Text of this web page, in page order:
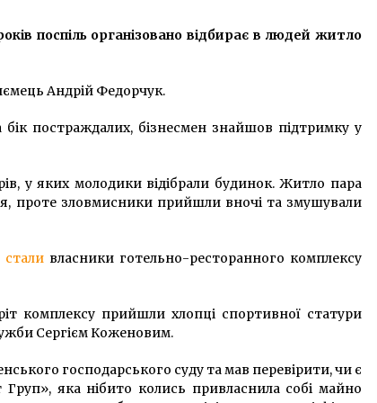
два роки
7 років ago
5 років ago
поспіль організовано відбирає в людей житло
Андрій Федорчук.
постраждалих, бізнесмен знайшов підтримку у
у яких молодики відібрали будинок. Житло пара
проте зловмисники прийшли вночі та змушували
стали власники готельно-ресторанного комплексу
комплексу прийшли хлопці спортивної статури
Сергієм Коженовим.
господарського суду та мав перевірити, чи є
яка нібито колись привласнила собі майно